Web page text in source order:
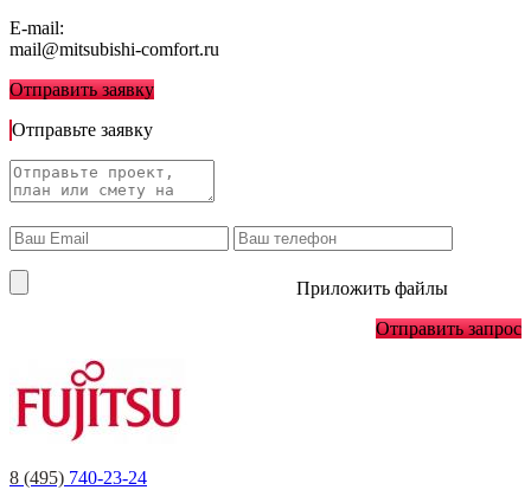
E-mail:
mail@mitsubishi-comfort.ru
Отправить заявку
Отправьте заявку
Приложить файлы
Отправить запрос
8 (495) 740-23-24